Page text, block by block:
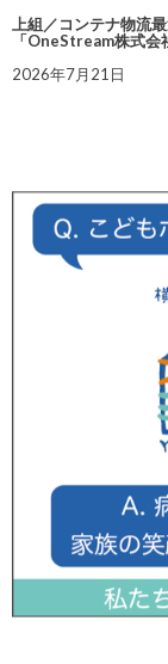
上組／コンテナ物流
「OneStream株式会
2026年7月21日